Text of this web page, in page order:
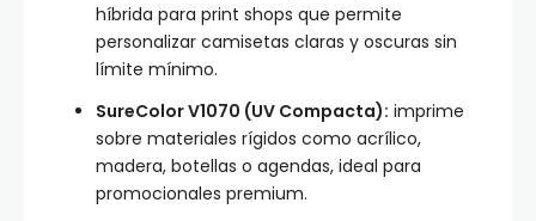
híbrida para print shops que permite
personalizar camisetas claras y oscuras sin
límite mínimo.
SureColor V1070 (UV Compacta): imprime
sobre materiales rígidos como acrílico,
madera, botellas o agendas, ideal para
promocionales premium.